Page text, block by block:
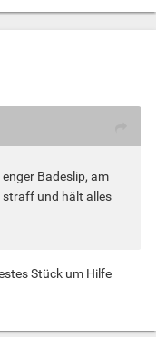
Badeslip, am
straff und hält alles
Stück um Hilfe